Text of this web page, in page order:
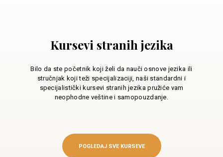
Kursevi stranih jezika
Bilo da ste početnik koji želi da nauči osnove jezika ili
stručnjak koji teži specijalizaciji, naši standardni i
specijalistički kursevi stranih jezika pružiće vam
neophodne veštine i samopouzdanje.
POGLEDAJ SVE KURSEVE